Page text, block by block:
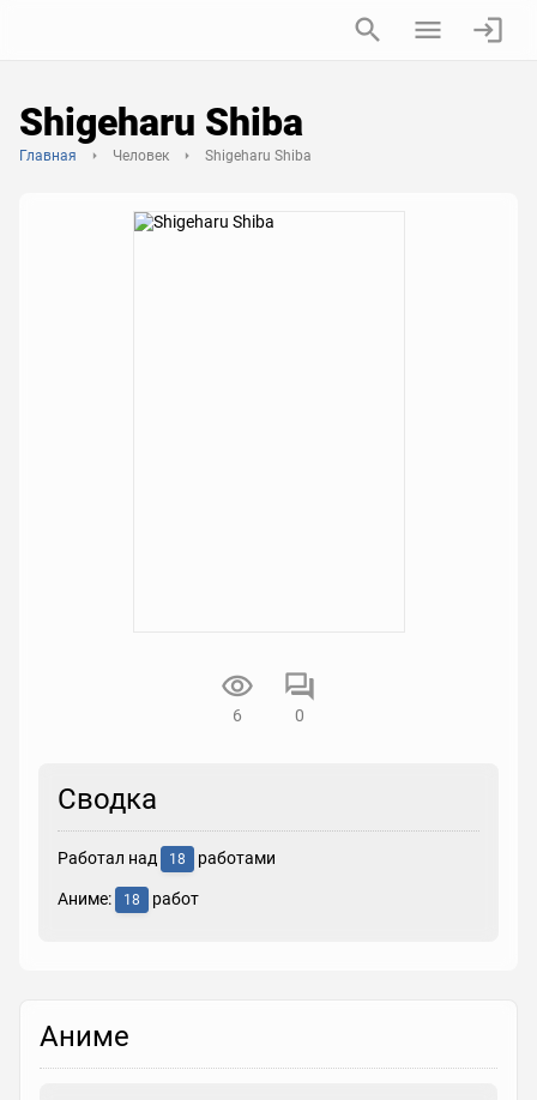
Shigeharu Shiba
Главная Человек Shigeharu Shiba
6 0
Сводка
Работал над 18 работами
Аниме: 18 работ
Аниме